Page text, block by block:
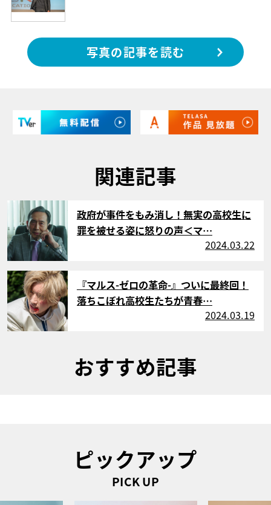
写真の記事を読む
関連記事
サムネイル
政府が事件をもみ消し！無実の高校生に
罪を被せる姿に怒りの声＜マ…
2024.03.22
サムネイル
『マルス-ゼロの革命-』ついに最終回！
落ちこぼれ高校生たちが青春…
2024.03.19
おすすめ記事
ピックアップ
PICK UP